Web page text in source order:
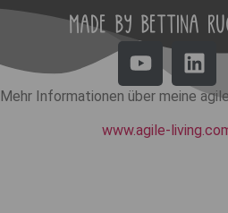
MADE BY BETTINA
Mehr Informationen über meine
www.agile-